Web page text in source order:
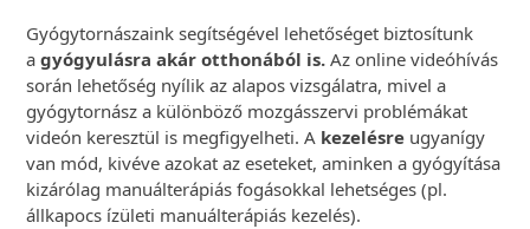
Gyógytornászaink segítségével lehetőséget biztosítunk
agyógyulásra akár otthonából is.Az online videóhívás
során lehetőség nyílik az alapos vizsgálatra, mivel a
gyógytornász a különböző mozgásszervi problémákat
videón keresztül is megfigyelheti. A kezelésre ugyanígy
van mód, kivéve azokat az eseteket, aminken a gyógyítása
kizárólag manuálterápiás fogásokkal lehetséges (pl.
állkapocs ízületi manuálterápiás kezelés).